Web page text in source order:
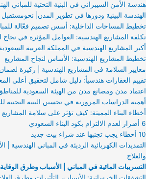
هندسة الأمن السيبراني في البنية التحتية للمباني
الهندسة البيئية ودورها في تطوير المدن|
تخطيط المساحات الداخلية: أسس تصميم فعّالة
تكلفة المشاريع الهندسية: العوامل المؤثرة في
أكبر المشاريع الهندسية في المملكة العربية السعودية
تخطيط المشاريع الهندسية: الأساس لنجاح المشاريع
معايير السلامة في المشاريع الهندسية | ركيزة
تقييم العقارات هندسياً: دليل شامل لتحقيق أعلى
اعتماد مدن ومصانع مدن من الهيئة السعودية
أهمية الدراسات المرورية في تحسين البنية التحتية
أخطاء البناء المميتة: كيف تؤثر على سلامة المشاريع
6 أضرار لعدم الالتزام بكود البناء السعودي
10 أخطاء يجب تجنبها عند شراء بيت جديد
التمديدات الكهربائية الرديئة في المباني الهندسية |
والعلاج
التسريبات المائية في المباني | الأسباب وطرق الوقاية